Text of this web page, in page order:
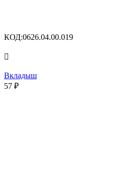
КОД:0626.04.00.019

Вкладыш
57 ₽